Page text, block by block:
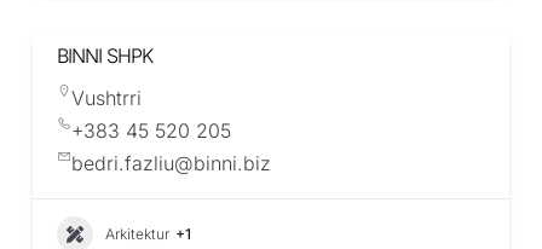
BINNI SHPK
Vushtrri
+383 45 520 205
bedri.fazliu@binni.biz
Arkitektur +1